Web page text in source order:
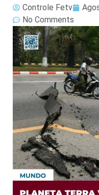
Controle Fetv
No Comments